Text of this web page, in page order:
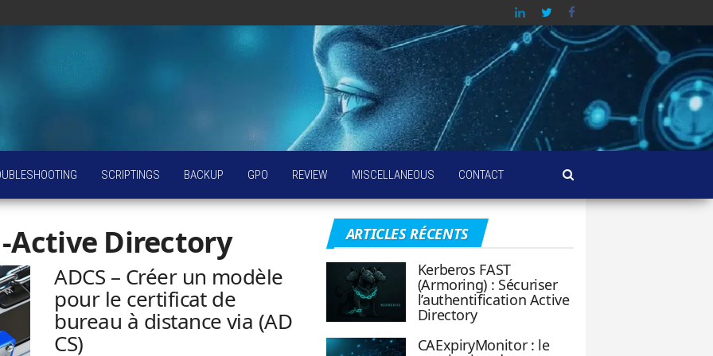
SCRIPTINGS BACKUP GPO REVIEW MISCELLANEOUS CONTACT
-Active Directory
ADCS – Créer un modèle
pour le certificat de
bureau à distance via (AD
CS)
ARTICLES RÉCENTS
Kerberos FAST
(Armoring) : Sécuriser
l’authentification Active
Directory
CAExpiryMonitor : le